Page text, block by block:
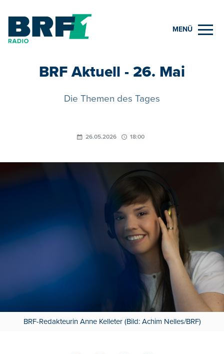
MENÜ
BRF Aktuell - 26. Mai
Die Themen des Tages
26.05.2026 18:00
BRF-Redakteurin Anne Kelleter (Bild: Achim Nelles/BRF)